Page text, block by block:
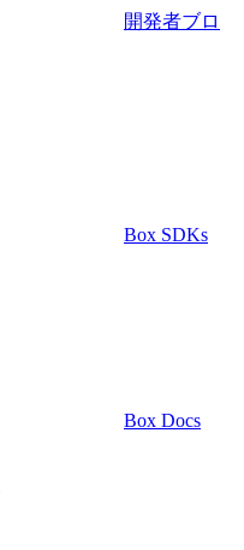
開発者ブロ
Box SDKs
Box Docs